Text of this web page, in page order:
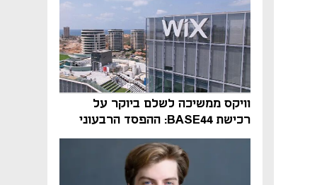
וויקס ממשיכה לשלם ביוקר על
רכישת BASE44: ההפסד הרבעוני
זינק ל-76 מיליון דולר